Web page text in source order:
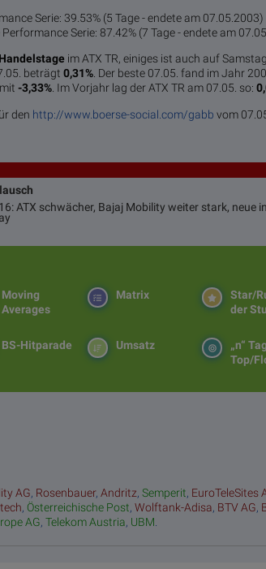
Serie: 39.53% (5 Tage - endete am 07.05.2003)
Performance Serie: 87.42% (7 Tage - endete am
im ATX TR, einiges ist auch auf
beträgt0,31%. Der beste 07.05. fand im Jahr
mit-3,33%. Im Vorjahr lag der ATX TR am 07.05. so:
den http://www.boerse-social.com/gabb vom
ATX schwächer, Bajaj Mobility weiter stark, neue
Star/
der
Matrix
Moving
Averages
„n“
Top/
Umsatz
BS-Hitparade
AG, Rosenbauer,Andritz,Semperit, EuroTeleSites
, Österreichische Post,Wolftank-Adisa, BTV AG,
AG,Telekom Austria, UBM.